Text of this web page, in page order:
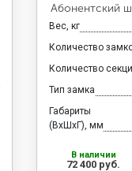
Абонентский
Вес, кг
Количество
Количество
Тип замка
Габариты
(ВхШхГ), мм
В наличии
72 400 руб.